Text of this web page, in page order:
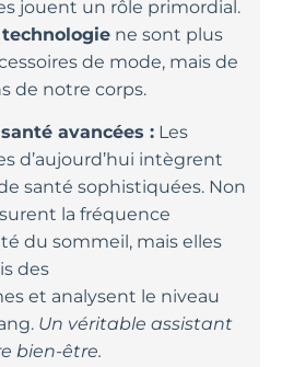
jouent un rôle primordial.
technologie ne sont plus
de mode, mais de
de notre corps.
avancées : Les
d’aujourd’hui intègrent
santé sophistiquées. Non
la fréquence
du sommeil, mais elles
des
et analysent le niveau
Un véritable assistant
bien-être.